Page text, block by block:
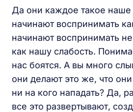
Да они каждое такое наше
начинают воспринимать
начинают воспринимать
как нашу слабость.
нас боятся. А вы много
они делают это же, что
ни на кого нападать? Да,
все это развертывают,